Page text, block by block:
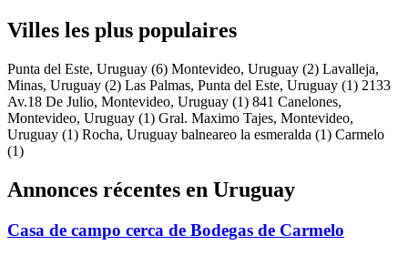
Villes les plus populaires
Punta del Este, Uruguay (6) Montevideo, Uruguay (2) Lavalleja,
Minas, Uruguay (2) Las Palmas, Punta del Este, Uruguay (1) 2133
Av.18 De Julio, Montevideo, Uruguay (1) 841 Canelones,
Montevideo, Uruguay (1) Gral. Maximo Tajes, Montevideo,
Uruguay (1) Rocha, Uruguay balneareo la esmeralda (1) Carmelo
(1)
Annonces récentes en Uruguay
Casa de campo cerca de Bodegas de Carmelo